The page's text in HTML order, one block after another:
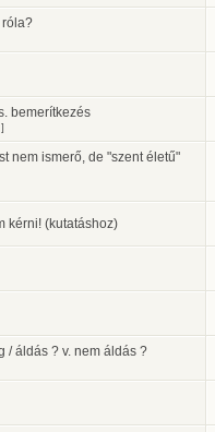
róla?
bemerítkezés
]
nem ismerő, de "szent életű"
kérni! (kutatáshoz)
/ áldás ? v. nem áldás ?